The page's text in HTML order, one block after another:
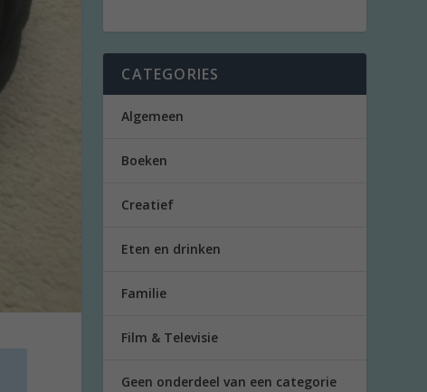
CATEGORIES
Algemeen
Boeken
Creatief
Eten en drinken
Familie
Film & Televisie
Geen onderdeel van een categorie